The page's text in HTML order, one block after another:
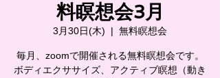
料瞑想会3月
3月30日(木)
  |
無料瞑想会
毎月、zoomで開催される無料瞑想会です。
ボディエクササイズ、アクティブ瞑想（動き